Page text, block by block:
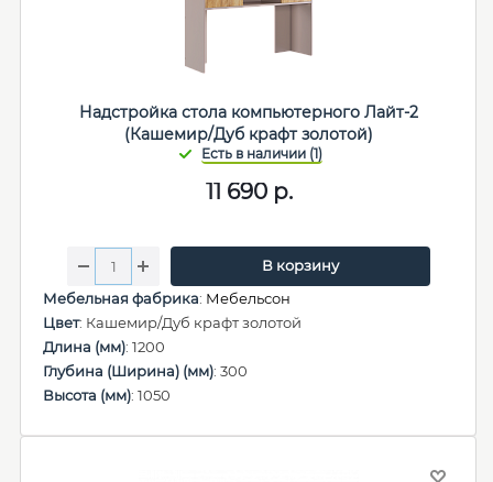
Надстройка стола компьютерного Лайт-2
(Кашемир/Дуб крафт золотой)
11 690р.
В корзину
Мебельная фабрика: Мебельсон
Цвет: Кашемир/Дуб крафт золотой
Длина (мм): 1200
Глубина (Ширина) (мм): 300
Высота (мм): 1050